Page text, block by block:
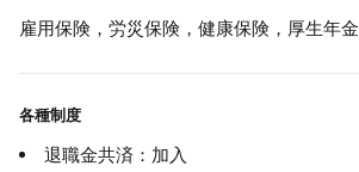
雇用保険，労災保険，健康保険，厚生年金
各種制度
退職金共済：加入